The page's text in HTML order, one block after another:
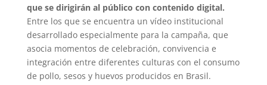
que se dirigirán al público con contenido digital.
Entre los que se encuentra un vídeo institucional
desarrollado especialmente para la campaña, que
asocia momentos de celebración, convivencia e
integración entre diferentes culturas con el consumo
de pollo, sesos y huevos producidos en Brasil.